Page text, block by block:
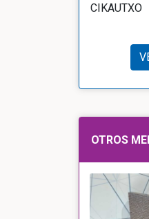
CIKAUTXO
OTROS